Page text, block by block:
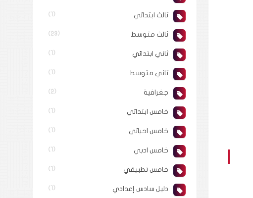
ثالث ابتدائي (1)
ثالث متوسط (23)
ثاني ابتدائي (1)
ثاني متوسط (1)
جغرافية (2)
خامس ابتدائي (1)
خامس احيائي (1)
خامس ادبي (1)
خامس تطبيقي (1)
دليل سادس إعدادي (1)